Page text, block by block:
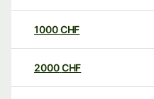
1000CHF
2000CHF